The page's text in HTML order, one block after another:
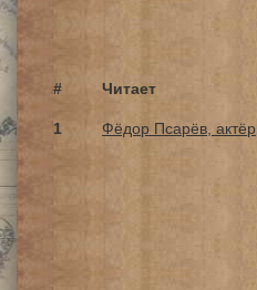
# Читает
1 Фёдор Псарёв, актёр